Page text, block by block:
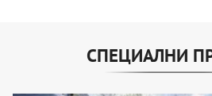
СПЕЦИАЛНИ